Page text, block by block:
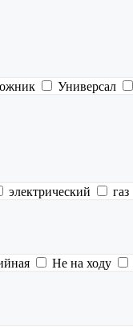
Универсал
электрический газ
Не на ходу